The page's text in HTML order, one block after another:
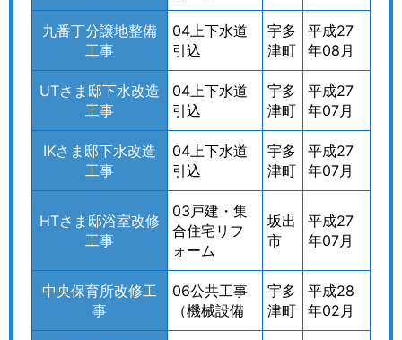
九番丁分譲地整備
工事
04上下水道
引込
宇多
津町
平成27
年08月
UTさま邸下水改造
工事
04上下水道
引込
宇多
津町
平成27
年07月
IKさま邸下水改造
工事
04上下水道
引込
宇多
津町
平成27
年07月
HTさま邸浴室改修
工事
03戸建・集
合住宅リフ
ォーム
坂出
市
平成27
年07月
中央保育所改修工
事
06公共工事
（機械設備
宇多
津町
平成28
年02月